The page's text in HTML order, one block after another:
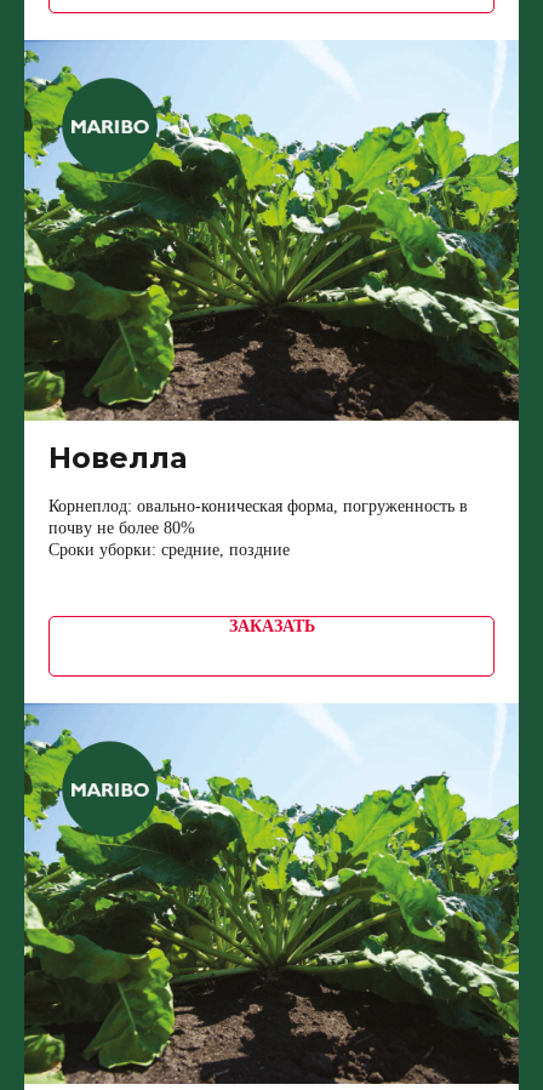
Новелла
Корнеплод: овально-коническая форма, погруженность в
почву не более 80%
Сроки уборки: средние, поздние
ЗАКАЗАТЬ